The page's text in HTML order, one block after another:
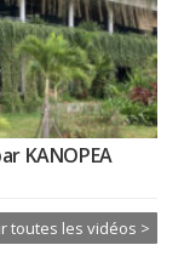
KANOPEA
toutes les vidéos >